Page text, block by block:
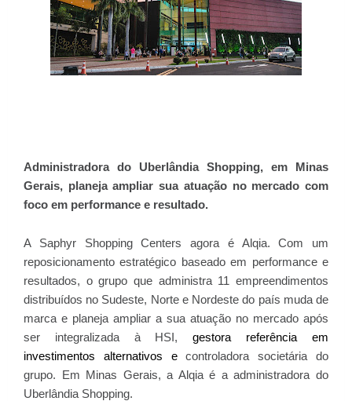
Administradora do Uberlândia Shopping, em Minas
Gerais, planeja ampliar sua atuação no mercado com
foco em performance e resultado.
A Saphyr Shopping Centers agora é Alqia. Com um
reposicionamento estratégico baseado em performance e
resultados, o grupo que administra 11 empreendimentos
distribuídos no Sudeste, Norte e Nordeste do país muda de
marca e planeja ampliar a sua atuação no mercado após
ser integralizada à HSI,gestora referência em
investimentos alternativos econtroladora societária do
grupo. Em Minas Gerais, a Alqia é a administradora do
Uberlândia Shopping.